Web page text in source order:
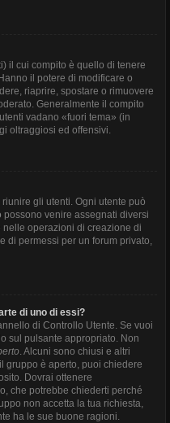
il cui compito è quello di tenere
il potere di modificare o
riaprire, spostare o rimuovere
Generalmente il compito
vadano «fuori tema» (in
oltraggiosi ed offensivi.
gli utenti. Ogni utente può
venire assegnati diversi
nelle operazioni di creazione di
di permessi per un forum privato,
di uno di essi?
di Controllo Utente. Se vuoi
sul pulsante appropriato. Non
. Alcuni sono chiusi e altri
gruppo è aperto, puoi chiedere
Dovrai ottenere
che potrebbe chiederti perché
non accetta la tua richiesta,
ha le sue buone ragioni.